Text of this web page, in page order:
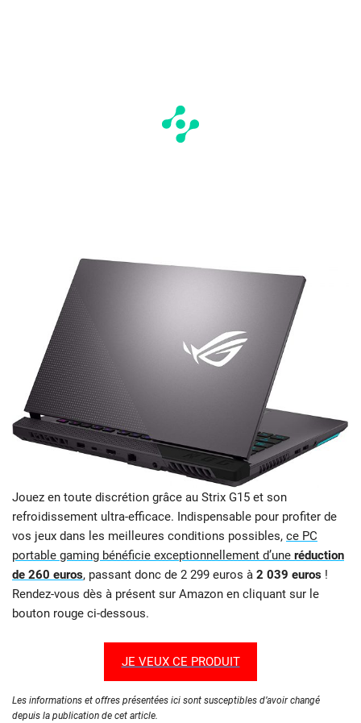
Jouez en toute discrétion grâce au Strix G15 et son
refroidissement ultra-efficace. Indispensable pour profiter de
vos jeux dans les meilleures conditions possibles, ce PC
portable gaming bénéficie exceptionnellement d’une réduction
de 260 euros, passant donc de 2 299 euros à 2 039 euros !
Rendez-vous dès à présent sur Amazon en cliquant sur le
bouton rouge ci-dessous.
JE VEUX CE PRODUIT
Les informations et offres présentées ici sont susceptibles d’avoir changé
depuis la publication de cet article.